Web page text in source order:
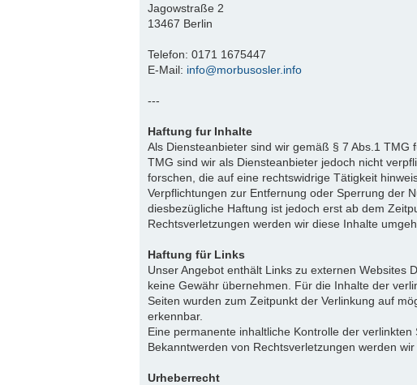
Jagowstraße 2
13467 Berlin
Telefon: 0171 1675447
E-Mail: info@morbusosler.info
---
Haftung fur Inhalte
Als Diensteanbieter sind wir gemäß § 7 Abs.1
TMG sind wir als Diensteanbieter jedoch nicht
forschen, die auf eine rechtswidrige Tätigkeit
Verpflichtungen zur Entfernung oder Sperrung der
diesbezügliche Haftung ist jedoch erst ab dem
Rechtsverletzungen werden wir diese Inhalte
Haftung für Links
Unser Angebot enthält Links zu externen Websites
keine Gewähr übernehmen. Für die Inhalte der
Seiten wurden zum Zeitpunkt der Verlinkung auf
erkennbar.
Eine permanente inhaltliche Kontrolle der
Bekanntwerden von Rechtsverletzungen werden
Urheberrecht